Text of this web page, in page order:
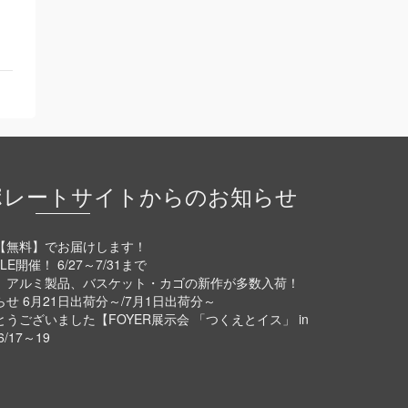
ートサイトからのお知らせ
料】でお届けします！
開催！ 6/27～7/31まで
ルミ製品、バスケット・カゴの新作が多数入荷！
6月21日出荷分～/7月1日出荷分～
ございました【FOYER展示会 「つくえとイス」 in
17～19